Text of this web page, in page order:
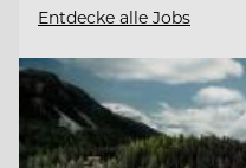
Entdecke alle Jobs